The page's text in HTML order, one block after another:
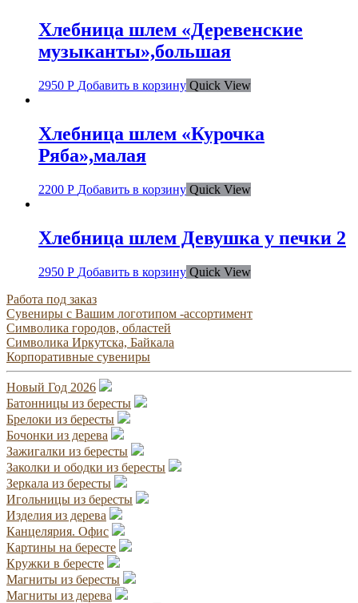
Хлебница шлем «Деревенские
музыканты»,большая
2950 Р Добавить в корзину Quick View
Хлебница шлем «Курочка
Ряба»,малая
2200 Р Добавить в корзину Quick View
Хлебница шлем Девушка у печки 2
2950 Р Добавить в корзину Quick View
Работа под заказ
Сувениры с Вашим логотипом -ассортимент
Символика городов, областей
Символика Иркутска, Байкала
Корпоративные сувениры
Новый Год 2026
Батонницы из бересты
Брелоки из бересты
Бочонки из дерева
Зажигалки из бересты
Заколки и ободки из бересты
Зеркала из бересты
Игольницы из бересты
Изделия из дерева
Канцелярия. Офис
Картины на бересте
Кружки в бересте
Магниты из бересты
Магниты из дерева